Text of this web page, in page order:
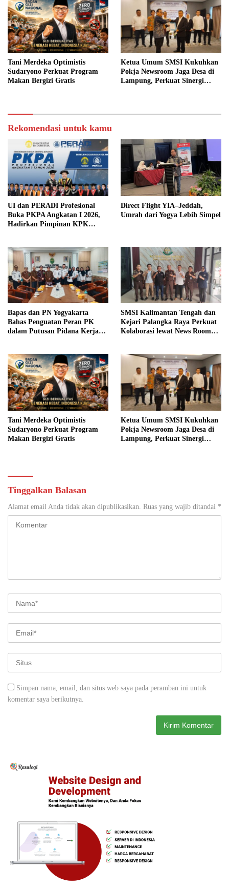
Tani Merdeka Optimistis
Sudaryono Perkuat Program
Makan Bergizi Gratis
Ketua Umum SMSI Kukuhkan
Pokja Newsroom Jaga Desa di
Lampung, Perkuat Sinergi
Rekomendasi untuk kamu
UI dan PERADI Profesional
Buka PKPA Angkatan I 2026,
Hadirkan Pimpinan KPK
Direct Flight YIA–Jeddah,
Umrah dari Yogya Lebih Simpel
Bapas dan PN Yogyakarta
Bahas Penguatan Peran PK
dalam Putusan Pidana Kerja
SMSI Kalimantan Tengah dan
Kejari Palangka Raya Perkuat
Kolaborasi lewat News Room
Tani Merdeka Optimistis
Sudaryono Perkuat Program
Makan Bergizi Gratis
Ketua Umum SMSI Kukuhkan
Pokja Newsroom Jaga Desa di
Lampung, Perkuat Sinergi
Tinggalkan Balasan
Alamat email Anda tidak akan dipublikasikan. Ruas yang wajib ditandai *
Simpan nama, email, dan situs web saya pada peramban ini untuk
komentar saya berikutnya.